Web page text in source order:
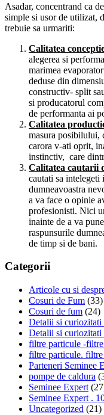
Asadar, concentrand ca
simple si usor de utilizat,
trebuie sa urmariti:
Calitatea
alegerea si
marimea
deduse din
constructiv- split
si producatorul
de performanta ai
Calitatea
masura posibilului,
carora v-ati oprit,
instinctiv, care
Calitatea cautarii
cautati sa
dumneavoastra
a va face o opinie
profesionisti. Nici
inainte de a va
raspunsurile
de timp si de bani.
Categorii
Articole cu si
Cosuri de Fum (33)
Cosuri de fum (24)
Detalii si curiozitati
Detalii si curiozitati
filtre particule -
filtre particule.
Parteneri Seminee
pompe de caldura
Seminee Expert
Seminee Expert .
Uncategorized (21)